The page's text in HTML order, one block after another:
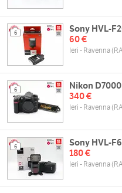
6
Sony HVL-
60 €
Ieri - Ravenna
6
Nikon D7000
340 €
Ieri - Ravenna
6
Sony HVL-
180 €
Ieri - Ravenna